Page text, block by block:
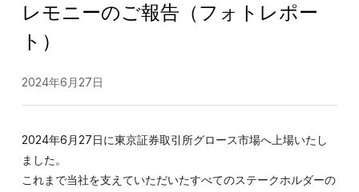
レモニーのご報告（フォトレポー
ト）
2024年6月27日
2024年6月27日に東京証券取引所グロース市場へ上場いたし
ました。
これまで当社を支えていただいたすべてのステークホルダーの